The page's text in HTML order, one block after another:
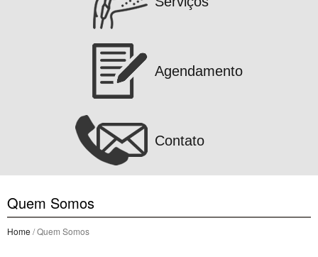
Agendamento
Contato
Quem Somos
Home / Quem Somos